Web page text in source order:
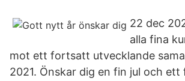
22 dec
alla fina
mot ett fortsatt utvecklande
2021. Önskar dig en fin jul och